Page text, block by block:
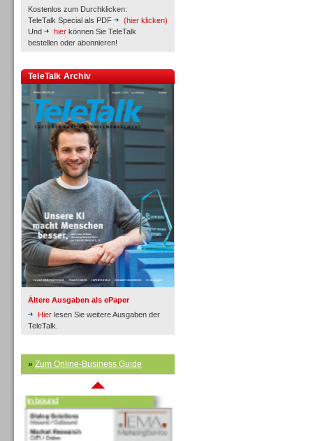
Kostenlos zum Durchklicken:
TeleTalk Special als PDF
(hier klicken)
Und
hier können Sie TeleTalk
bestellen oder abonnieren!
TeleTalk Archiv
Ältere Ausgaben als ePaper
Hier lesen Sie weitere Ausgaben der
TeleTalk.
» Zum Online-Business Guide
Inbound
Inbound
Inbound